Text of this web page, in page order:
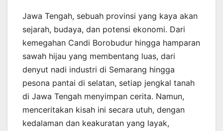
Jawa Tengah, sebuah provinsi yang kaya akan
sejarah, budaya, dan potensi ekonomi. Dari
kemegahan Candi Borobudur hingga hamparan
sawah hijau yang membentang luas, dari
denyut nadi industri di Semarang hingga
pesona pantai di selatan, setiap jengkal tanah
di Jawa Tengah menyimpan cerita. Namun,
menceritakan kisah ini secara utuh, dengan
kedalaman dan keakuratan yang layak,